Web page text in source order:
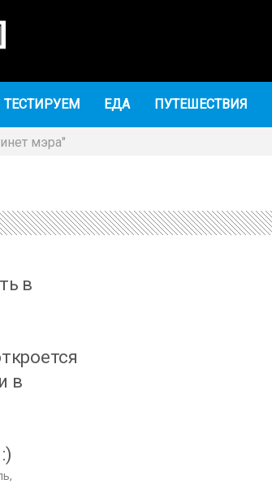
ТЕСТИРУЕМ ЕДА ПУТЕШЕСТВИЯ
мэра"
в
в